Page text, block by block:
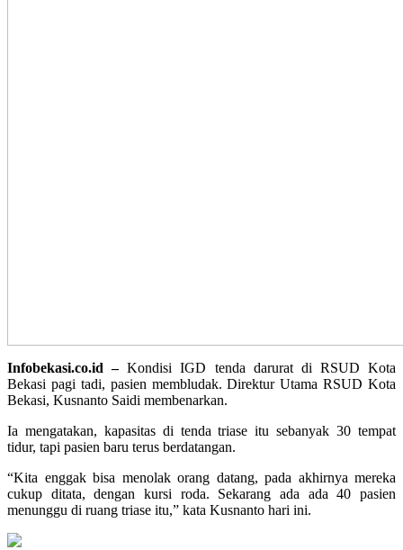
Infobekasi.co.id –Kondisi IGD tenda darurat di RSUD Kota
Bekasi pagi tadi, pasien membludak. Direktur Utama RSUD Kota
Bekasi, Kusnanto Saidi membenarkan.
Ia mengatakan, kapasitas di tenda triase itu sebanyak 30 tempat
tidur, tapi pasien baru terus berdatangan.
“Kita enggak bisa menolak orang datang, pada akhirnya mereka
cukup ditata, dengan kursi roda. Sekarang ada ada 40 pasien
menunggu di ruang triase itu,” kata Kusnanto hari ini.